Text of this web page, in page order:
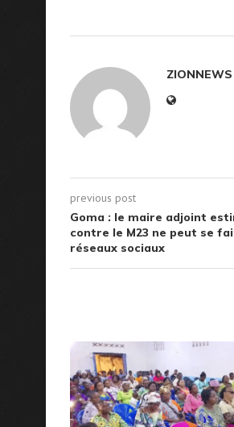
ZIONNEWS
previous post
Goma : le maire adjoint
contre le M23 ne peut se
réseaux sociaux